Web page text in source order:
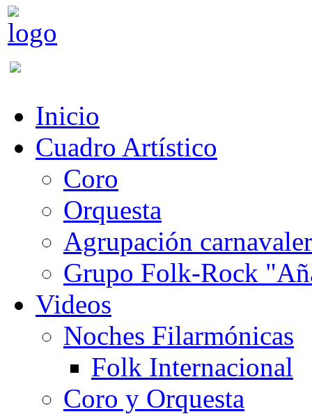
Inicio
Cuadro Artístico
Coro
Orquesta
Agrupación
Grupo Folk-Rock
Videos
Noches Filarmónicas
Folk Internacional
Coro y Orquesta